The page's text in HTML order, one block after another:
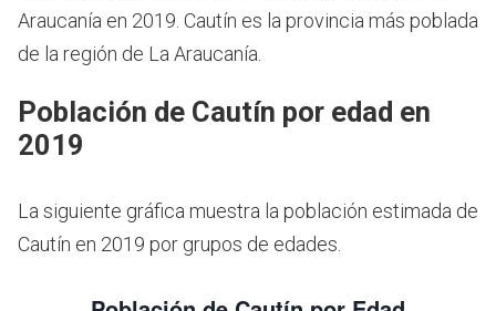
Araucanía en 2019. Cautín es la provincia más poblada
de la región de La Araucanía.
Población de Cautín por edad en
2019
La siguiente gráfica muestra la población estimada de
Cautín en 2019 por grupos de edades.